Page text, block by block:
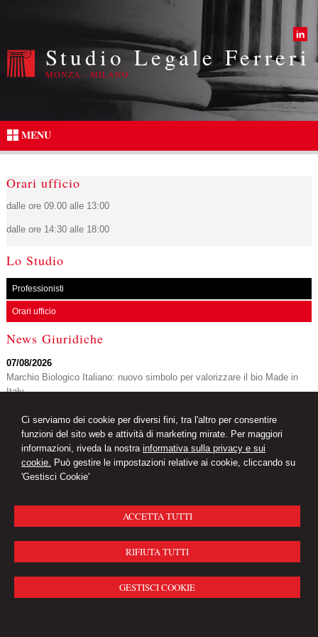
Ci serviamo dei cookie per diversi fini, tra l'altro per consentire
funzioni del sito web e attività di marketing mirate. Per maggiori
informazioni, riveda la nostra informativa sulla privacy e sui
cookie. Può gestire le impostazioni relative ai cookie, cliccando su
'Gestisci Cookie'
ACCETTA TUTTI
RIFIUTA TUTTI
GESTISCI COOKIE
Studio Legale Ferreri
MONZA - MILANO
MENU
Orari ufficio
dalle ore 09.00 alle 13:00
dalle ore 14:30 alle 18:00
Lo Studio
Professionisti
Orari ufficio
News Giuridiche
07/08/2026
Marchio Biologico Italiano: nuovo simbolo per valorizzare il bio Made in
Italy
AI Act: ok definitivo ai decreti su governance e attività di polizia. Il Cdm
vara la riforma del sistema 231
07/08/2026
Volo in ritardo o cancellato: la pronuncia del Giudice di Pace di Venezia
Studio Legale Ferreri20900 MONZA Via San Martino n. 5-20122
MILANO Via Borgogna n. 5